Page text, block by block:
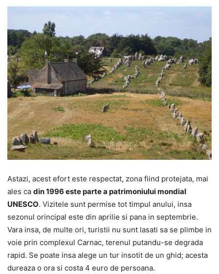
Astazi, acest efort este respectat, zona fiind protejata, mai
ales ca din 1996 este parte a patrimoniului mondial
UNESCO. Vizitele sunt permise tot timpul anului, insa
sezonul orincipal este din aprilie si pana in septembrie.
Vara insa, de multe ori, turistii nu sunt lasati sa se plimbe in
voie prin complexul Carnac, terenul putandu-se degrada
rapid. Se poate insa alege un tur insotit de un ghid; acesta
dureaza o ora si costa 4 euro de persoana.